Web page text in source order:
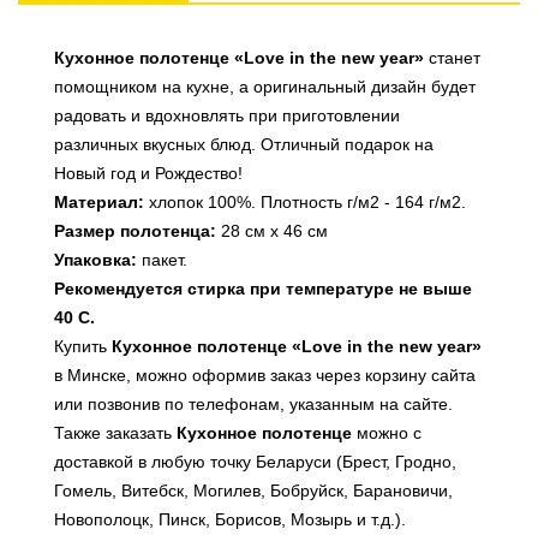
Кухонное полотенце «Love in the new year» станет
помощником на кухне, а оригинальный дизайн будет
радовать и вдохновлять при приготовлении
различных вкусных блюд. Отличный подарок на
Новый год и Рождество!
Материал: хлопок 100%. Плотность г/м2 - 164 г/м2.
Размер полотенца: 28 см х 46 см
Упаковка: пакет.
Рекомендуется стирка при температуре не выше
40 С.
Купить Кухонное полотенце «Love in the new year»
в Минске, можно оформив заказ через корзину сайта
или позвонив по телефонам, указанным на сайте.
Также заказать Кухонное полотенце можно с
доставкой в любую точку Беларуси (Брест, Гродно,
Гомель, Витебск, Могилев, Бобруйск, Барановичи,
Новополоцк, Пинск, Борисов, Мозырь и т.д.).